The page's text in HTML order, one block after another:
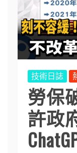
技術日誌
勞保
許政